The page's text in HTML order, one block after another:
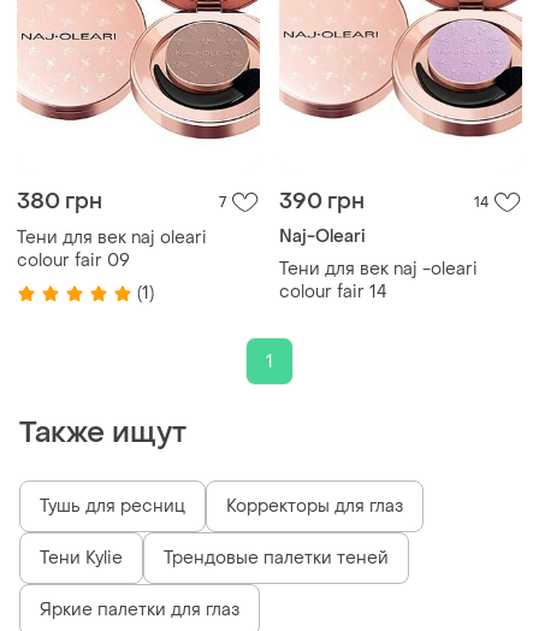
380 грн 7
Тени для век naj oleari
colour fair 09
(1)
390 грн 14
Naj-Oleari
Тени для век naj -oleari
colour fair 14
1
Также ищут
Тушь для ресниц Корректоры для глаз
Тени Kylie Трендовые палетки теней
Яркие палетки для глаз